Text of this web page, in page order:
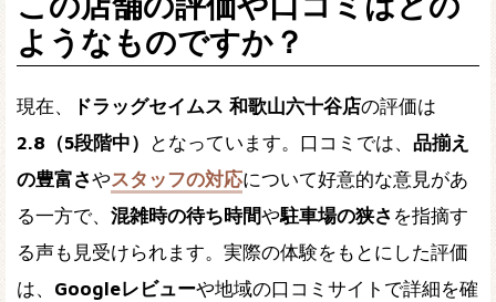
ようなものですか？
現在、 ドラッグセイムス 和歌山六十谷店の評価は
2.8（5段階中）
となっています。口コミでは、 品揃え
の豊富さやスタッフの対応について好意的な意見があ
る一方で、 混雑時の待ち時間や駐車場の狭さ を指摘す
る声も見受けられます。実際の体験をもとにした評価
は、 Googleレビューや地域の口コミサイトで詳細を確